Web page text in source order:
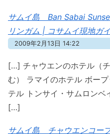
サムイ島 Ban Sabai
リンガム | コサムイ現地ガ
2009年2月13日 14:22
[…] チャウエンのホテル（
む） ラマイのホテル ボー
テル トンサイ・サムロン
[…]
サムイ島 チャウエンコー